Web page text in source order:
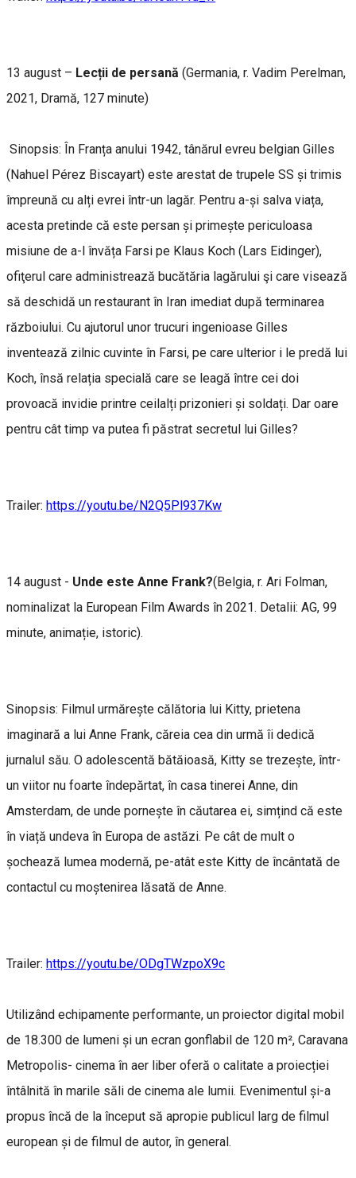
13 august – Lecții de persană (Germania, r. Vadim Perelman,
2021, Dramă, 127 minute)
Sinopsis: În Franța anului 1942, tânărul evreu belgian Gilles
(Nahuel Pérez Biscayart) este arestat de trupele SS și trimis
împreună cu alți evrei într-un lagăr. Pentru a-și salva viața,
acesta pretinde că este persan și primește periculoasa
misiune de a-l învăța Farsi pe Klaus Koch (Lars Eidinger),
ofiţerul care administrează bucătăria lagărului şi care visează
să deschidă un restaurant în Iran imediat după terminarea
războiului. Cu ajutorul unor trucuri ingenioase Gilles
inventează zilnic cuvinte în Farsi, pe care ulterior i le predă lui
Koch, însă relația specială care se leagă între cei doi
provoacă invidie printre ceilalți prizonieri și soldați. Dar oare
pentru cât timp va putea fi păstrat secretul lui Gilles?
Trailer: https://youtu.be/N2Q5Pl937Kw
14 august - Unde este Anne Frank?(Belgia, r. Ari Folman,
nominalizat la European Film Awards în 2021. Detalii: AG, 99
minute, animație, istoric).
Sinopsis: Filmul urmărește călătoria lui Kitty, prietena
imaginară a lui Anne Frank, căreia cea din urmă îi dedică
jurnalul său. O adolescentă bătăioasă, Kitty se trezește, într-
un viitor nu foarte îndepărtat, în casa tinerei Anne, din
Amsterdam, de unde pornește în căutarea ei, simțind că este
în viață undeva în Europa de astăzi. Pe cât de mult o
șochează lumea modernă, pe-atât este Kitty de încântată de
contactul cu moștenirea lăsată de Anne.
Trailer: https://youtu.be/ODgTWzpoX9c
Utilizând echipamente performante, un proiector digital mobil
de 18.300 de lumeni și un ecran gonflabil de 120 m², Caravana
Metropolis- cinema în aer liber oferă o calitate a proiecției
întâlnită în marile săli de cinema ale lumii. Evenimentul și-a
propus încă de la început să apropie publicul larg de filmul
european și de filmul de autor, în general.